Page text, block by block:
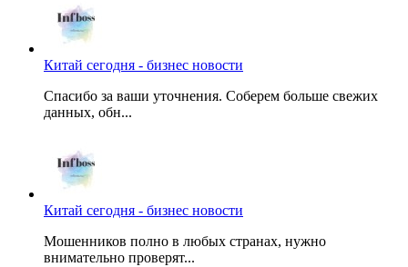
Китай сегодня - бизнес новости
Спасибо за ваши уточнения. Соберем больше свежих
данных, обн...
Китай сегодня - бизнес новости
Мошенников полно в любых странах, нужно
внимательно проверят...